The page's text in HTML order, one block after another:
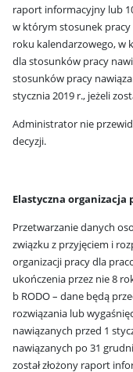
raport informacyjny lub
w którym stosunek pracy
roku kalendarzowego, w
dla stosunków pracy
stosunków pracy
stycznia 2019 r., jeżeli
Administrator nie
decyzji.
Elastyczna organizacja
Przetwarzanie danych
związku z przyjęciem i
organizacji pracy dla
ukończenia przez nie 8
b RODO – dane będą
rozwiązania lub
nawiązanych przed 1
nawiązanych po 31
został złożony raport